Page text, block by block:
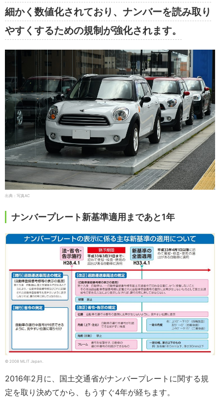
細かく数値化されており、ナンバーを読み取り
やすくするための規制が強化されます。
出典：写真AC
ナンバープレート新基準適用まであと1年
© 2008 MLIT Japan.
2016年2月に、国土交通省がナンバープレートに関する規
定を取り決めてから、もうすぐ4年が経ちます。